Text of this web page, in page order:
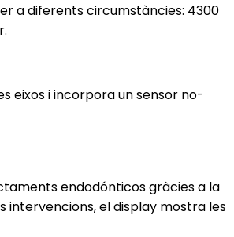
a diferents circumstàncies: 4300
eixos i incorpora un sensor no-
endodónticos gràcies a la
intervencions, el display mostra les